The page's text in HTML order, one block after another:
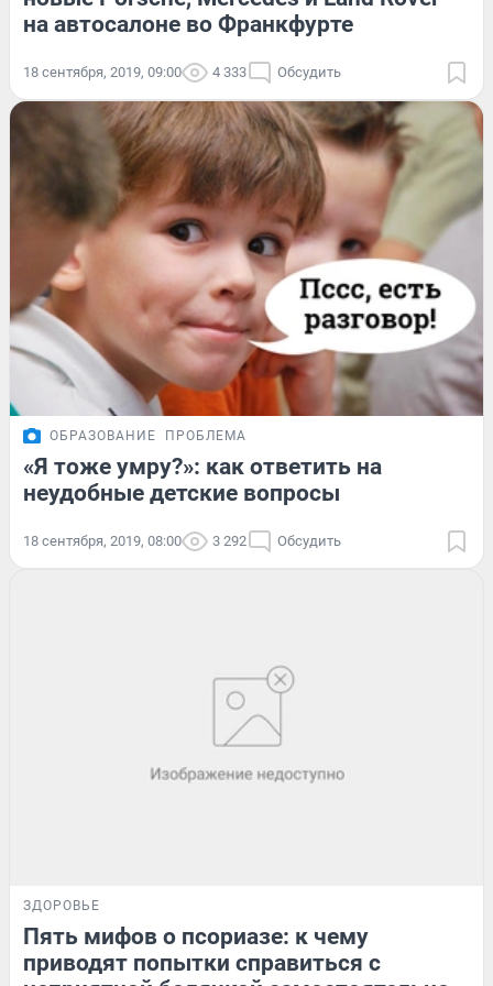
на автосалоне во Франкфурте
18 сентября, 2019, 09:00 4 333 Обсудить
ОБРАЗОВАНИЕ ПРОБЛЕМА
«Я тоже умру?»: как ответить на
неудобные детские вопросы
18 сентября, 2019, 08:00 3 292 Обсудить
ЗДОРОВЬЕ
Пять мифов о псориазе: к чему
приводят попытки справиться с